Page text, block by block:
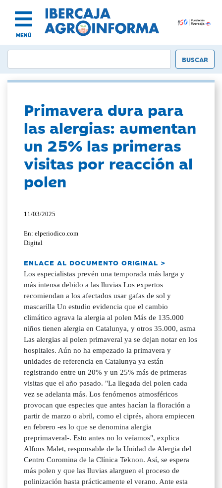
MENÚ
Primavera dura para
las alergias: aumentan
un 25% las primeras
visitas por reacción al
polen
11/03/2025
En: elperiodico.com
Digital
ENLACE AL DOCUMENTO ORIGINAL >
Los especialistas prevén una temporada más larga y
más intensa debido a las lluvias Los expertos
recomiendan a los afectados usar gafas de sol y
mascarilla Un estudio evidencia que el cambio
climático agrava la alergia al polen Más de 135.000
niños tienen alergia en Catalunya, y otros 35.000, asma
Las alergias al polen primaveral ya se dejan notar en los
hospitales. Aún no ha empezado la primavera y
unidades de referencia en Catalunya ya están
registrando entre un 20% y un 25% más de primeras
visitas que el año pasado. "La llegada del polen cada
vez se adelanta más. Los fenómenos atmosféricos
provocan que especies que antes hacían la floración a
partir de marzo o abril, como el ciprés, ahora empiecen
en febrero -es lo que se denomina alergia
preprimaveral-. Esto antes no lo veíamos", explica
Alfons Malet, responsable de la Unidad de Alergia del
Centro Coromina de la Clínica Teknon. Así, se espera
más polen y que las lluvias alarguen el proceso de
polinización hasta prácticamente el verano. Ante esta